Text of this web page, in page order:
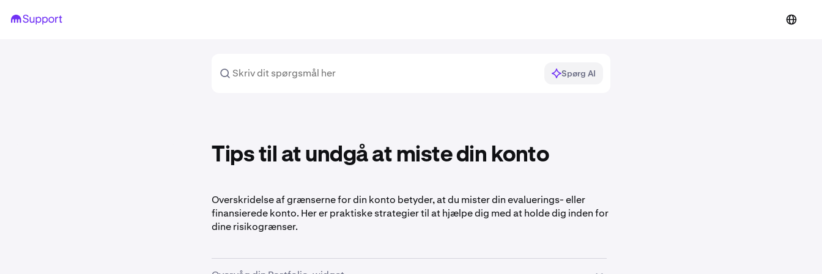
Spørg AI
Tips til at undgå at miste din konto
Overskridelse af grænserne for din konto betyder, at du mister din evaluerings- eller
finansierede konto. Her er praktiske strategier til at hjælpe dig med at holde dig inden for
dine risikogrænser.